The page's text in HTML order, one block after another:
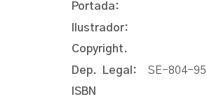
Portada:
Ilustrador:
Copyright.
Dep. Legal: SE-804-95
ISBN